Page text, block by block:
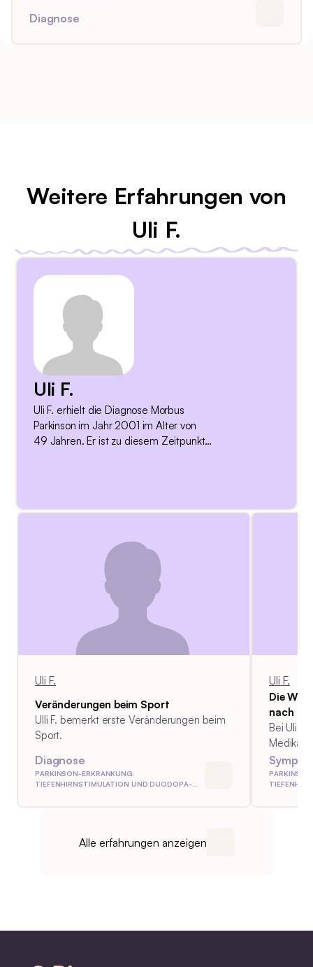
Diagnose
Weitere Erfahrungen von
Uli F.
Uli F.
Uli F. erhielt die Diagnose Morbus
Parkinson im Jahr 2001 im Alter von
49 Jahren. Er ist zu diesem Zeitpunkt
Zeitpunkt des Interviews sechs Jahre
zurückliegt. Kurz nach der Tiefen
Hirnstimulation liess er sich aufgrund
der Parkinsonerkrankung und einer
Rückenproblematik frühpensionieren.
Ein offener Umgang mit der
Parkinsonerkrankung ist ihm wichtig.
Alter zum Zeitpunkt der
Tiefe Hirnstimulation
Uli F.
Veränderungen beim Sport
Ulli F. bemerkt erste Veränderungen beim
Sport.
Diagnose
PARKINSON-ERKRANKUNG:
TIEFENHIRNSTIMULATION UND DUODOPA-
Uli F.
Die
nach
Bei Uli
gut
Alle erfahrungen anzeigen